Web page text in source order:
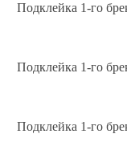
Подклейка 1-го
Подклейка 1-го
Подклейка 1-го